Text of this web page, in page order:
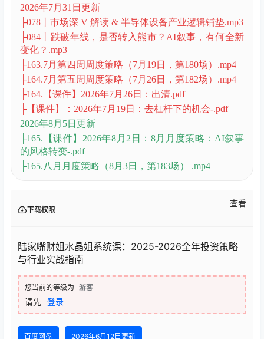
2026年7月17日更新
├074丨长征十号乙回收成功：可回收火箭，打开了商
业航天的大时代.mp3
├075丨中国创新药，走到哪一步了？.mp3
├161.7月第二周周度策略（7月5日，第179场）.mp4
├2026-07-12 周度策略.mov
├7月12日 水晶学社内部直播课前预习材料(1)-去水
印.pdf
2026年7月31日更新
├078丨市场深 V 解读 & 半导体设备产业逻辑铺垫.mp3
├084丨跌破年线，是否转入熊市？AI叙事，有何全新
变化？.mp3
├164.【课件】2026年7月26日：出清.pdf
├165.【课件】2026年8月2日：8月月度策略：AI叙事
的风格转变-.pdf
├165.八月月度策略（8月3日，第183场） .mp4
查看